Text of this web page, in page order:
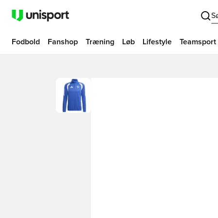
Fodbold Fanshop Træning Løb Lifestyle Teamsport